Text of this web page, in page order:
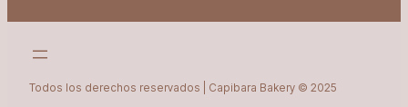
Todos los derechos reservados | Capibara Bakery © 2025